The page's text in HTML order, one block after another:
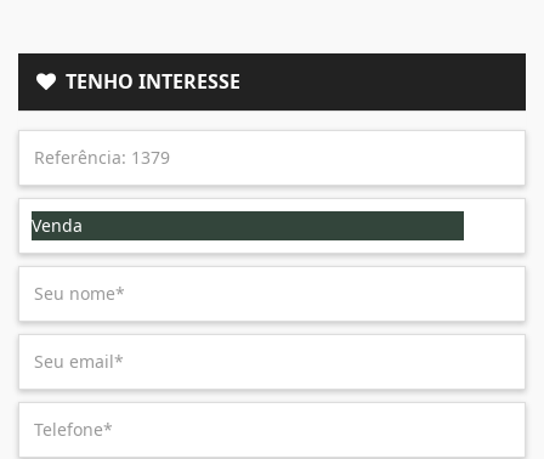
TENHO INTERESSE
Venda